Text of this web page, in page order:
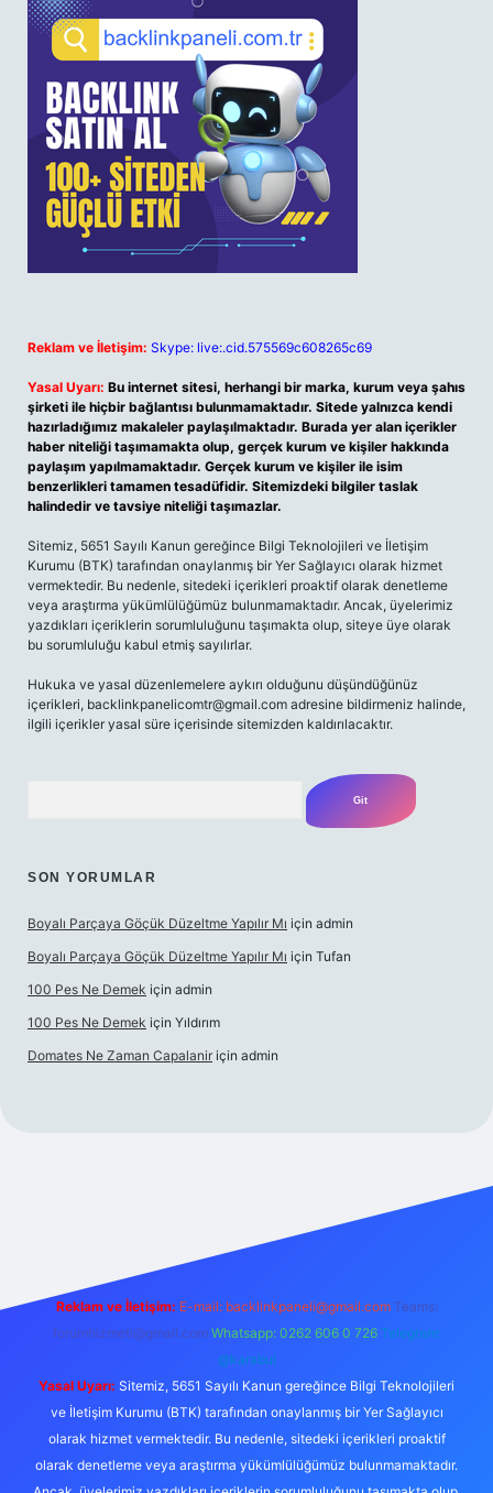
Reklam ve İletişim: Skype: live:.cid.575569c608265c69
Yasal Uyarı: Bu internet sitesi, herhangi bir marka, kurum veya şahıs
şirketi ile hiçbir bağlantısı bulunmamaktadır. Sitede yalnızca kendi
hazırladığımız makaleler paylaşılmaktadır. Burada yer alan içerikler
haber niteliği taşımamakta olup, gerçek kurum ve kişiler hakkında
paylaşım yapılmamaktadır. Gerçek kurum ve kişiler ile isim
benzerlikleri tamamen tesadüfidir. Sitemizdeki bilgiler taslak
halindedir ve tavsiye niteliği taşımazlar.
Sitemiz, 5651 Sayılı Kanun gereğince Bilgi Teknolojileri ve İletişim
Kurumu (BTK) tarafından onaylanmış bir Yer Sağlayıcı olarak hizmet
vermektedir. Bu nedenle, sitedeki içerikleri proaktif olarak denetleme
veya araştırma yükümlülüğümüz bulunmamaktadır. Ancak, üyelerimiz
yazdıkları içeriklerin sorumluluğunu taşımakta olup, siteye üye olarak
bu sorumluluğu kabul etmiş sayılırlar.
Hukuka ve yasal düzenlemelere aykırı olduğunu düşündüğünüz
içerikleri, backlinkpanelicomtr@gmail.com adresine bildirmeniz halinde,
ilgili içerikler yasal süre içerisinde sitemizden kaldırılacaktır.
SON YORUMLAR
Boyalı Parçaya Göçük Düzeltme Yapılır Mı için admin
Boyalı Parçaya Göçük Düzeltme Yapılır Mı için Tufan
100 Pes Ne Demek için admin
100 Pes Ne Demek için Yıldırım
Domates Ne Zaman Capalanir için admin
Reklam ve İletişim: E-mail: backlinkpaneli@gmail.com Teams:
forumhizmeti@gmail.com Whatsapp: 0262 606 0 726 Telegram:
@karabul
Yasal Uyarı: Sitemiz, 5651 Sayılı Kanun gereğince Bilgi Teknolojileri
ve İletişim Kurumu (BTK) tarafından onaylanmış bir Yer Sağlayıcı
olarak hizmet vermektedir. Bu nedenle, sitedeki içerikleri proaktif
olarak denetleme veya araştırma yükümlülüğümüz bulunmamaktadır.